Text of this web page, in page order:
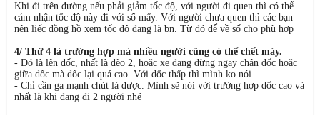
Khi đi trên đường nếu phải giảm tốc độ, với người đi quen thì có thể
cảm nhận tốc độ này đi với số mấy. Với người chưa quen thì các bạn
nên liếc đồng hồ xem tốc độ đang là bn. Từ đó để về số cho phù hợp
4/ Thứ 4 là trường hợp mà nhiều người cũng có thể chết máy.
- Đó là lên dốc, nhất là đèo 2, hoặc xe đang dừng ngay chân dốc hoặc
giữa dốc mà dốc lại quá cao. Với dốc thấp thì mình ko nói.
- Chỉ cần ga mạnh chút là được. Mình sẽ nói với trường hợp dốc cao và
nhất là khi đang đi 2 người nhé